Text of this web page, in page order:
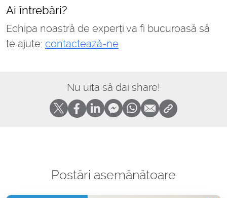
Ai întrebări?
Echipa noastră de experți va fi bucuroasă să
te ajute: contactează-ne
Nu uita să dai share!
Postări asemănătoare